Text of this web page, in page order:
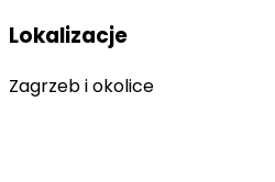
Lokalizacje
Zagrzeb i okolice